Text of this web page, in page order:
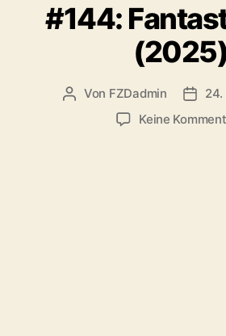
#144:
(2025)
Beitragsautor
Von FZDadmin
Keine